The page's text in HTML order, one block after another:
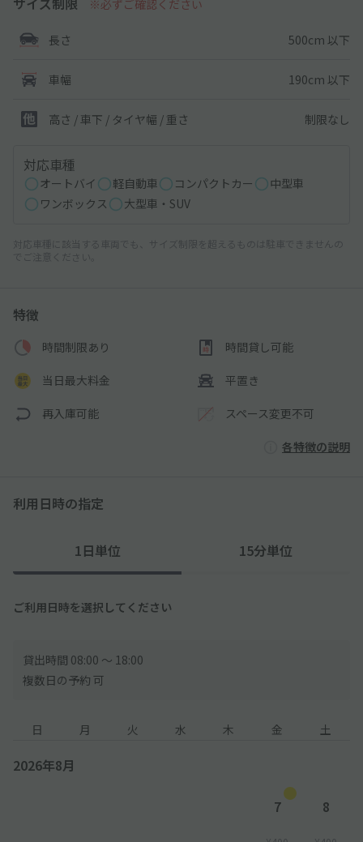
※必ずご確認ください
長さ 500cm 以下
車幅 190cm 以下
高さ / 車下 / タイヤ幅 / 重さ 制限なし
対応車種
オートバイ 軽自動車 コンパクトカー
中型車
ワンボックス
大型車・SUV
対応車種に該当する車両でも、サイズ制限を超えるものは駐車できませんの
でご注意ください。
特徴
時間制限あり 時間貸し可能
当日最大料金 平置き
再入庫可能 スペース変更不可
各特徴の説明
利用日時の指定
1日単位 15分単位
ご利用日時を選択してください
貸出時間 08:00 〜 18:00
複数日の予約 可
日 月 火 水 木 金 土
2026年8月
7 8